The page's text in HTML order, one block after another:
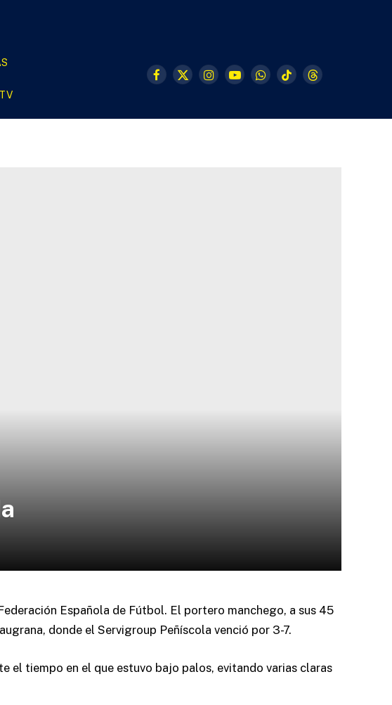
Facebook
X
Instagram
YouTubeWhatsApp
TikTokThreads
Española de Fútbol. El portero manchego, a sus 45
donde el Servigroup Peñíscola venció por 3-7.
el tiempo en el que estuvo bajo palos, evitando varias claras